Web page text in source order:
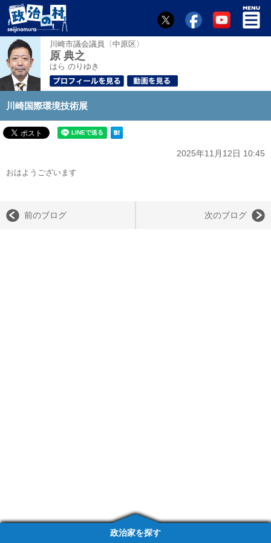
川崎市議会議員〈中原区〉
原 典之
はら のりゆき
川崎国際環境技術展
2025年11月12日 10:45
おはようございます
前のブログ 次のブログ
政治家を探す